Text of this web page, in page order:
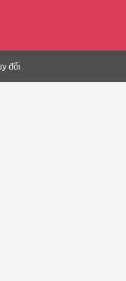
đổi